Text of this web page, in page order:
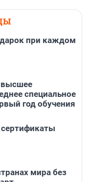
при каждом
высшее
специальное
год обучения
сертификаты
мира без